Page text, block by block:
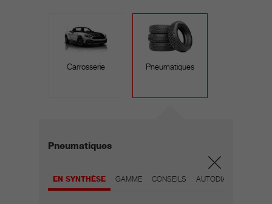
Carrosserie Pneumatiques
Pneumatiques
EN SYNTHÈSE GAMME CONSEILS AUTODIAGNOSTIC